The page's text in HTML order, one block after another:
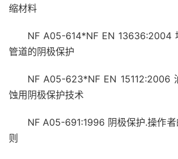
缩材料
NF A05-614*NF EN 13636:2004
管道的阴极保护
NF A05-623*NF EN 15112:2006
蚀用阴极保护技术
NF A05-691:1996 阴极保护.操作
则